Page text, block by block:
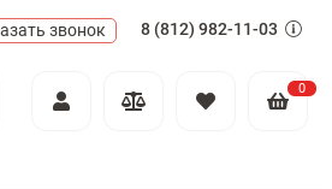
звонок 8 (812) 982-11-03
0